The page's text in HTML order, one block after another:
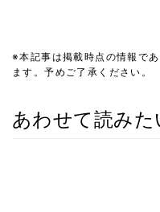
※本記事は掲載時点の情報で
ます。予めご了承ください。
あわせて読みた